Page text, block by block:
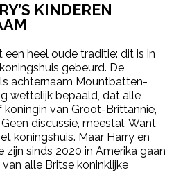
KINDEREN
heel oude traditie: dit is in
gebeurd. De
achternaam Mountbatten-
wettelijk bepaald, dat alle
van Groot-Brittannië,
discussie, meestal. Want
koningshuis. Maar Harry en
zijn sinds 2020 in Amerika gaan
alle Britse koninklijke